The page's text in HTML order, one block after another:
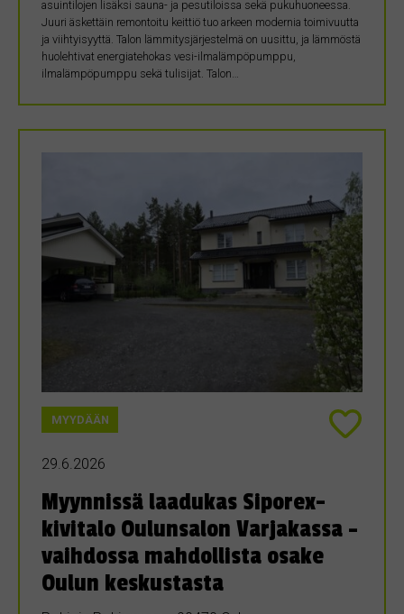
asuintilojen lisäksi sauna- ja pesutiloissa sekä pukuhuoneessa.
Juuri äskettäin remontoitu keittiö tuo arkeen modernia toimivuutta
ja viihtyisyyttä. Talon lämmitysjärjestelmä on uusittu, ja lämmöstä
huolehtivat energiatehokas vesi-ilmalämpöpumppu,
ilmalämpöpumppu sekä tulisijat. Talon…
MYYDÄÄN
29.6.2026
Myynnissä laadukas Siporex-
kivitalo Oulunsalon Varjakassa –
vaihdossa mahdollista osake
Oulun keskustasta